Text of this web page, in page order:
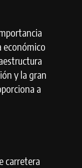
económico
y la gran
a
carretera